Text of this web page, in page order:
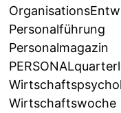
Personalführung
Personalmagazin
Wirtschaftswoche